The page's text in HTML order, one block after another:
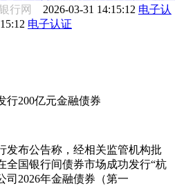
行网 2026-03-31 14:15:12 电子认
电子认证
行200亿元金融债券
发布公告称，经相关监管机构批
全国银行间债券市场成功发行“杭
司2026年金融债券（第一